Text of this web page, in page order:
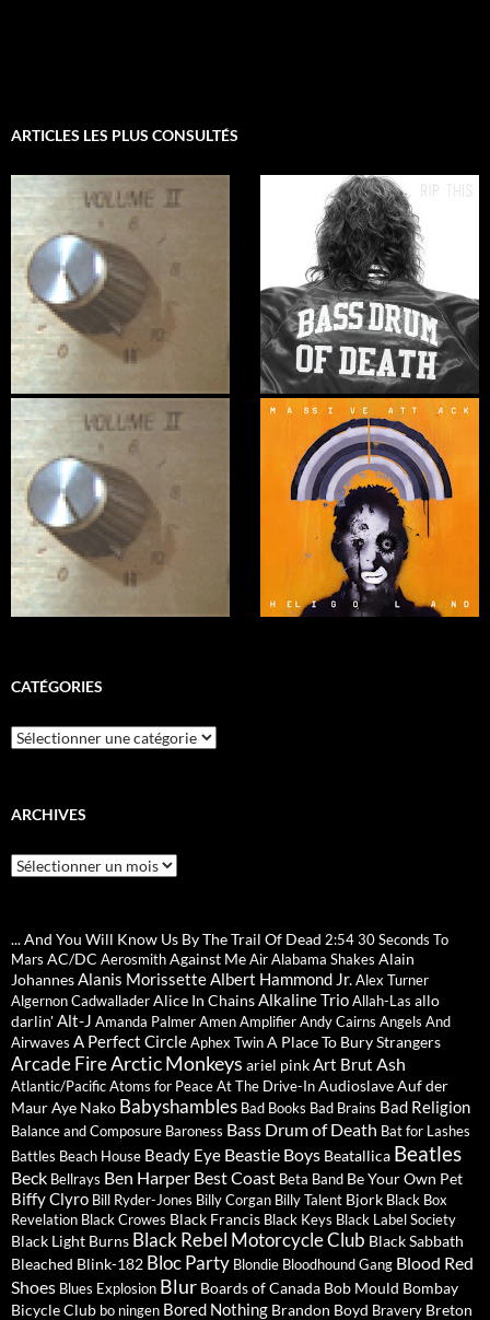
ARTICLES LES PLUS CONSULTÉS
CATÉGORIES
Catégories
ARCHIVES
Archives
... And You Will Know Us By The Trail Of Dead 2:5430 Seconds To
Mars AC/DC AerosmithAgainst MeAirAlabama Shakes Alain
JohannesAlanis MorissetteAlbert Hammond Jr.Alex Turner
Algernon CadwalladerAlice In ChainsAlkaline TrioAllah-Las allo
darlin'Alt-J Amanda PalmerAmenAmplifierAndy Cairns Angels And
Airwaves A Perfect CircleAphex TwinA Place To Bury Strangers
Arcade FireArctic Monkeys ariel pinkArt Brut Ash
Atlantic/PacificAtoms for PeaceAt The Drive-InAudioslaveAuf der
MaurAye Nako Babyshambles Bad Books Bad Brains Bad Religion
Balance and Composure Baroness Bass Drum of Death Bat for Lashes
Battles Beach House Beady Eye Beastie Boys Beatallica Beatles
Beck Bellrays Ben Harper Best Coast Beta Band Be Your Own Pet
Biffy Clyro Bill Ryder-Jones Billy Corgan Billy Talent Bjork Black Box
Revelation Black Crowes Black Francis Black Keys Black Label Society
Black Light Burns Black Rebel Motorcycle Club Black Sabbath
Bleached Blink-182 Bloc Party Blondie Bloodhound Gang Blood Red
Shoes Blues Explosion Blur Boards of Canada Bob Mould Bombay
Bicycle Club bo ningen Bored Nothing Brandon Boyd Bravery Breton